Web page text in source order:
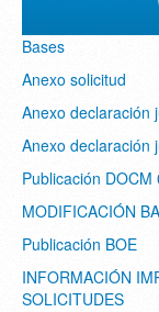
Bases
Anexo solicitud
Anexo declaración
Anexo declaración
Publicación DOCM
MODIFICACIÓN
Publicación BOE
INFORMACIÓN
SOLICITUDES